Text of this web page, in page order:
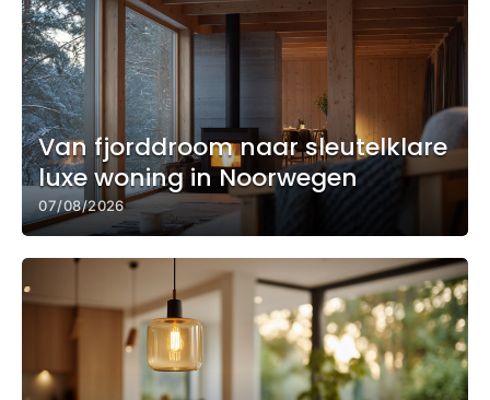
Van fjorddroom naar sleutelklare
luxe woning in Noorwegen
07/08/2026